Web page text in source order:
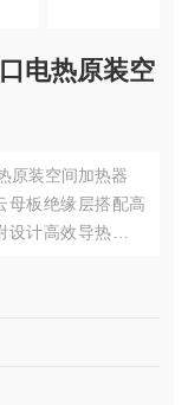
电热原装空
原装空间加热器
母板绝缘层搭配高
计高效导热，额